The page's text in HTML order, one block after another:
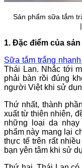
Sản phẩm sữa tắm
|
1. Đặc điểm của
Sữa tắm trắng
Thái Lan. Nhắc tới
phải bàn rồi đúng
người Việt khi sử
Thứ nhất, thành
xuất từ thiên nhiên,
những loại da
phẩm này mang lại
thực tế trên rất
bạn yên tâm khi sử